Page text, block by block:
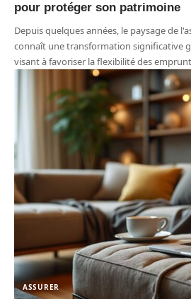
pour protéger son patrimoine
Depuis quelques années, le paysage de
connaît une transformation significative
visant à favoriser la flexibilité des
ASSURER